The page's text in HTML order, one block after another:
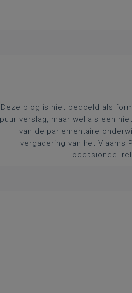
Deze blog is niet bedoeld als
puur verslag, maar wel als een
van de parlementaire
vergadering van het Vlaams
occasioneel